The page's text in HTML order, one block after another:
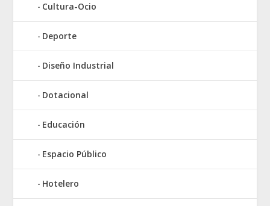
Cultura-Ocio
Deporte
Diseño Industrial
Dotacional
Educación
Espacio Público
Hotelero